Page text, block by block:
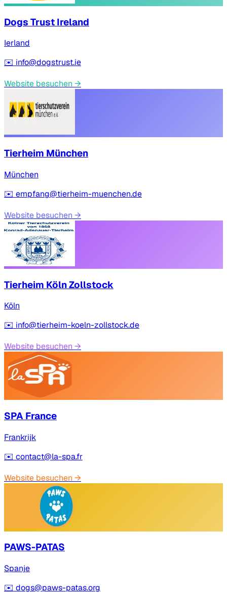
Dogs Trust Ireland
Ierland
✉️ info@dogstrust.ie
Website besuchen →
Tierheim München
München
✉️ empfang@tierheim-muenchen.de
Website besuchen →
Tierheim Köln Zollstock
Köln
✉️ info@tierheim-koeln-zollstock.de
Website besuchen →
SPA France
Frankrijk
✉️ contact@la-spa.fr
Website besuchen →
PAWS-PATAS
Spanje
✉️ dogs@paws-patas.org